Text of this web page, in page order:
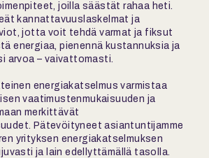
joilla säästät rahaa heti.
kannattavuuslaskelmat ja
jotta voit tehdä varmat ja fiksut
energiaa, pienennä kustannuksia ja
arvoa – vaivattomasti.
energiakatselmus varmistaa
vaatimustenmukaisuuden ja
merkittävät
Pätevöityneet asiantuntijamme
yrityksen energiakatselmuksen
ja lain edellyttämällä tasolla.